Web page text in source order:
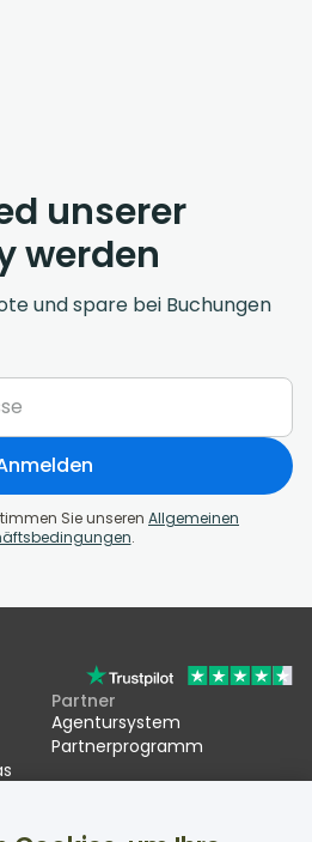
unserer
werden
und spare bei Buchungen
Sie unseren Allgemeinen
.
Partner
Agentursystem
Partnerprogramm